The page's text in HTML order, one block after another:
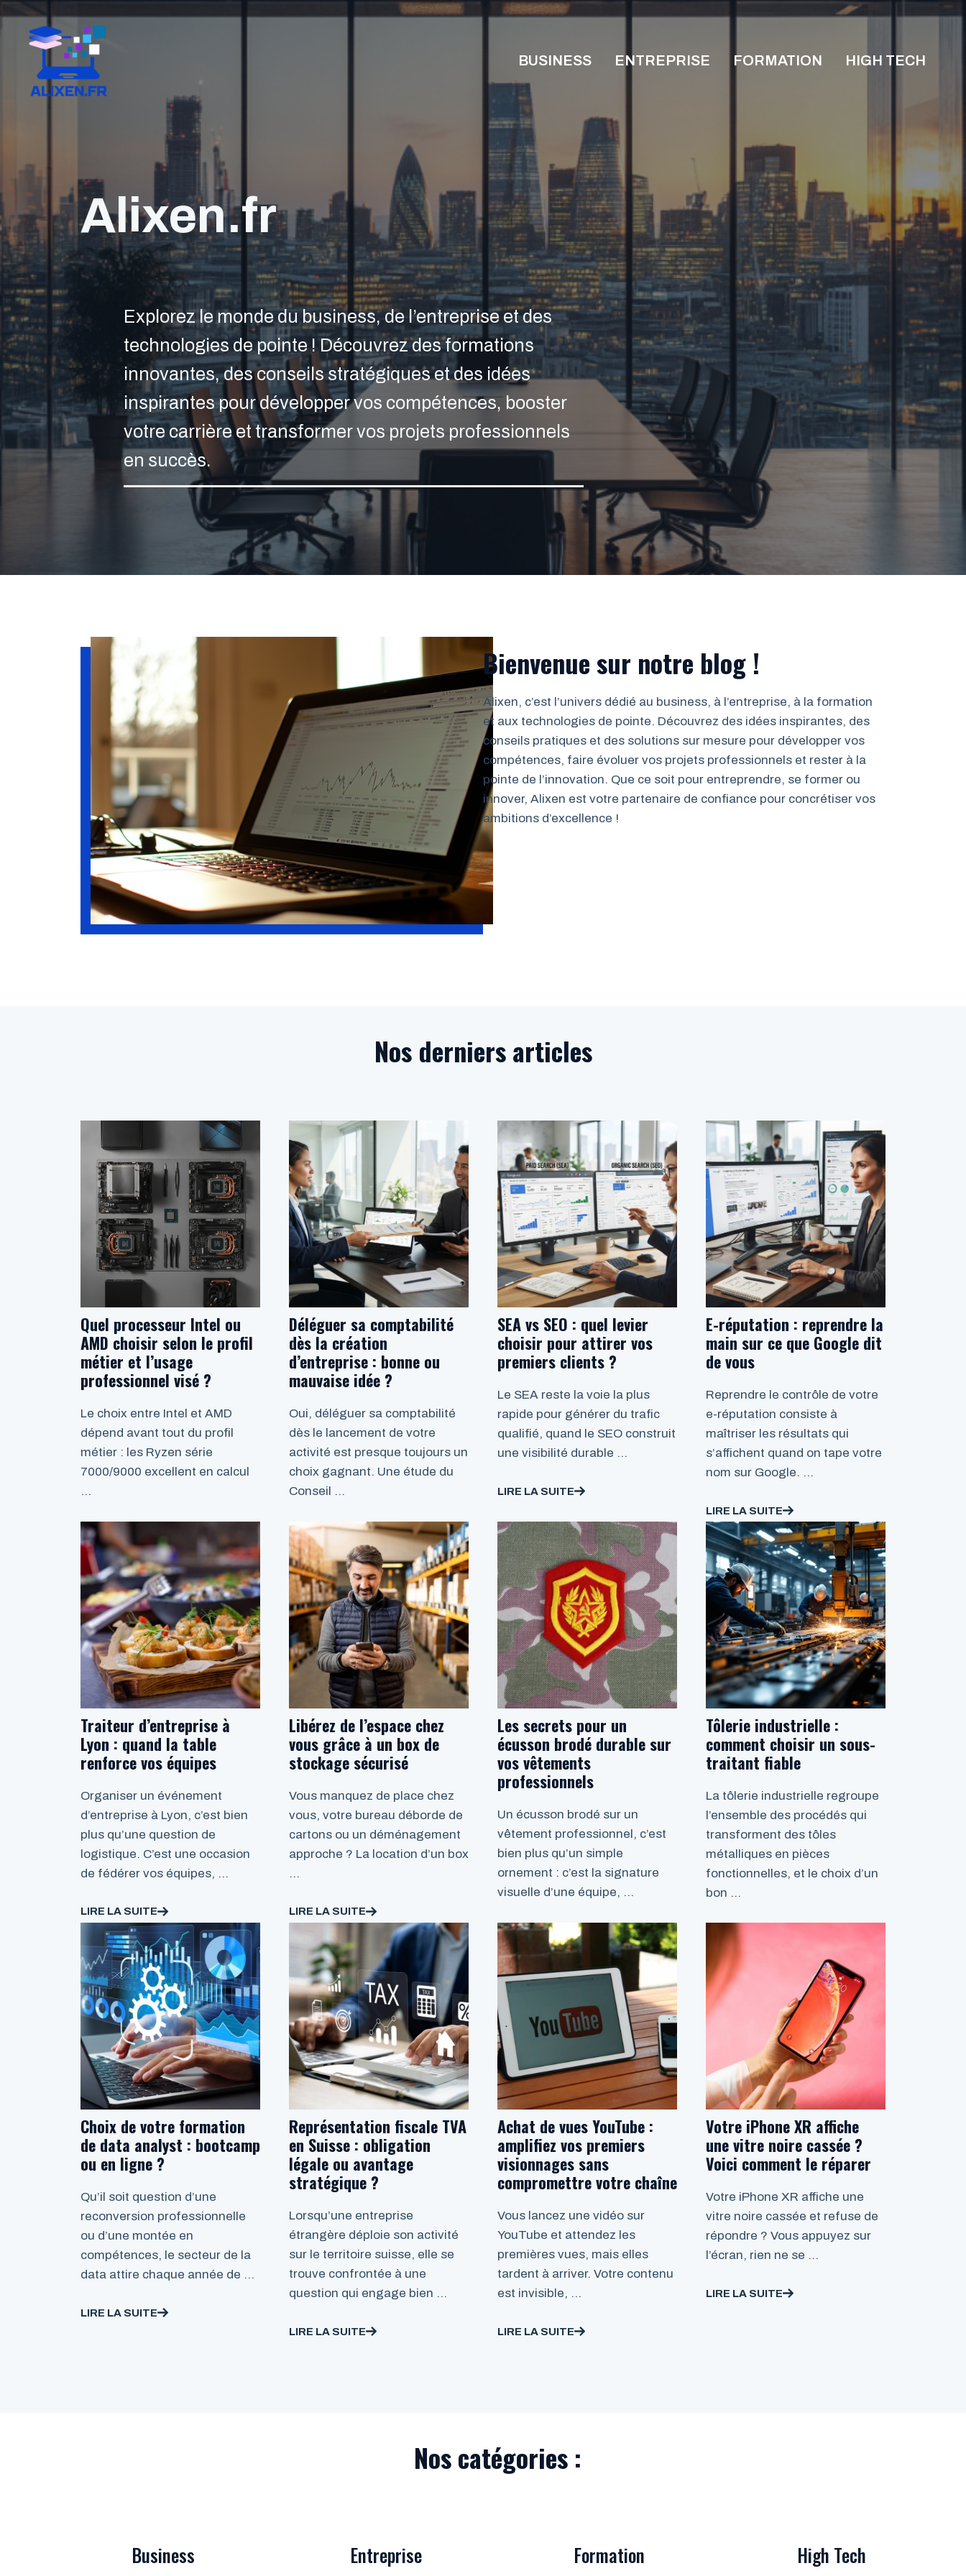
contenu
BUSINESS ENTREPRISE FORMATION HIGH TECH
Alixen.fr
Explorez le monde du business, de l’entreprise et des
technologies de pointe ! Découvrez des formations
innovantes, des conseils stratégiques et des idées
inspirantes pour développer vos compétences, booster
votre carrière et transformer vos projets professionnels
en succès.
Bienvenue sur notre blog !
Alixen, c’est l’univers dédié au business, à l’entreprise, à la formation
et aux technologies de pointe. Découvrez des idées inspirantes, des
conseils pratiques et des solutions sur mesure pour développer vos
compétences, faire évoluer vos projets professionnels et rester à la
pointe de l’innovation. Que ce soit pour entreprendre, se former ou
innover, Alixen est votre partenaire de confiance pour concrétiser vos
ambitions d’excellence !
Nos derniers articles
Quel processeur Intel ou
AMD choisir selon le profil
métier et l’usage
professionnel visé ?
Le choix entre Intel et AMD
dépend avant tout du profil
métier : les Ryzen série
7000/9000 excellent en calcul
…
LIRE LA SUITE
Déléguer sa comptabilité
dès la création
d’entreprise : bonne ou
mauvaise idée ?
Oui, déléguer sa comptabilité
dès le lancement de votre
activité est presque toujours un
choix gagnant. Une étude du
Conseil …
LIRE LA SUITE
SEA vs SEO : quel levier
choisir pour attirer vos
premiers clients ?
Le SEA reste la voie la plus
rapide pour générer du trafic
qualifié, quand le SEO construit
une visibilité durable …
LIRE LA SUITE
E-réputation : reprendre la
main sur ce que Google dit
de vous
Reprendre le contrôle de votre
e-réputation consiste à
maîtriser les résultats qui
s’affichent quand on tape votre
nom sur Google. …
LIRE LA SUITE
Traiteur d’entreprise à
Lyon : quand la table
renforce vos équipes
Organiser un événement
d’entreprise à Lyon, c’est bien
plus qu’une question de
logistique. C’est une occasion
de fédérer vos équipes, …
LIRE LA SUITE
Libérez de l’espace chez
vous grâce à un box de
stockage sécurisé
Vous manquez de place chez
vous, votre bureau déborde de
cartons ou un déménagement
approche ? La location d’un box
…
LIRE LA SUITE
Les secrets pour un
écusson brodé durable sur
vos vêtements
professionnels
Un écusson brodé sur un
vêtement professionnel, c’est
bien plus qu’un simple
ornement : c’est la signature
visuelle d’une équipe, …
LIRE LA SUITE
Tôlerie industrielle :
comment choisir un sous-
traitant fiable
La tôlerie industrielle regroupe
l’ensemble des procédés qui
transforment des tôles
métalliques en pièces
fonctionnelles, et le choix d’un
bon …
LIRE LA SUITE
Choix de votre formation
de data analyst : bootcamp
ou en ligne ?
Qu’il soit question d’une
reconversion professionnelle
ou d’une montée en
compétences, le secteur de la
data attire chaque année de …
LIRE LA SUITE
Représentation fiscale TVA
en Suisse : obligation
légale ou avantage
stratégique ?
Lorsqu’une entreprise
étrangère déploie son activité
sur le territoire suisse, elle se
trouve confrontée à une
question qui engage bien …
LIRE LA SUITE
Achat de vues YouTube :
amplifiez vos premiers
visionnages sans
compromettre votre chaîne
Vous lancez une vidéo sur
YouTube et attendez les
premières vues, mais elles
tardent à arriver. Votre contenu
est invisible, …
LIRE LA SUITE
Votre iPhone XR affiche
une vitre noire cassée ?
Voici comment le réparer
Votre iPhone XR affiche une
vitre noire cassée et refuse de
répondre ? Vous appuyez sur
l’écran, rien ne se …
LIRE LA SUITE
Nos catégories :
Business Entreprise Formation High Tech